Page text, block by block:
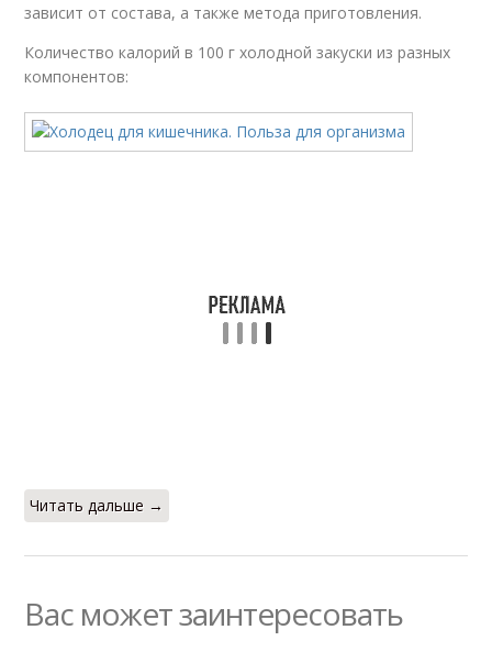
зависит от состава, а также метода приготовления.
Количество калорий в 100 г холодной закуски из разных
компонентов:
Читать дальше →
Вас может заинтересовать